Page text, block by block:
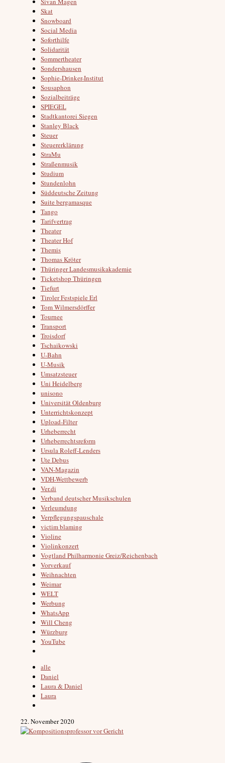
Skat
Snowboard
Social Media
Soforthilfe
Solidarität
Sommertheater
Sondershausen
Sophie-Drinker-Institut
Sousaphon
Sozialbeiträge
SPIEGEL
Stadtkantorei Siegen
Stanley Black
Steuer
Steuererklärung
StraMu
Straßenmusik
Studium
Stundenlohn
Süddeutsche Zeitung
Suite bergamasque
Tango
Tarifvertrag
Theater
Theater Hof
Themis
Thomas Kröter
Thüringer Landesmusikakademie
Ticketshop Thüringen
Tiefurt
Tiroler Festspiele Erl
Tom Wilmersdörffer
Tournee
Transport
Troisdorf
Tschaikowski
U-Bahn
U-Musik
Umsatzsteuer
Uni Heidelberg
unisono
Universität Oldenburg
Unterrichtskonzept
Upload-Filter
Urheberrecht
Urheberrechtsreform
Ursula Roleff-Lenders
Ute Debus
VAN-Magazin
VDH-Wettbewerb
Ver.di
Verband deutscher Musikschulen
Verleumdung
Verpflegungspauschale
victim blaming
Violine
Violinkonzert
Vogtland Philharmonie Greiz/Reichenbach
Vorverkauf
Weihnachten
Weimar
WELT
Werbung
WhatsApp
Will Cheng
Würzburg
YouTube
alle
Daniel
Laura & Daniel
Laura
22. November 2020